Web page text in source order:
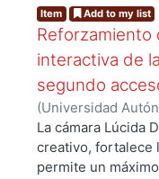
Cuauhtémoc
enseñanza,
realizar
aprendizaje.
Item Add to my list
Reforzamiento
interactiva de
segundo
(Universidad
Ciencias y Artes
Realización.,
La cámara Lúcida
creativo, fortalece
permite un